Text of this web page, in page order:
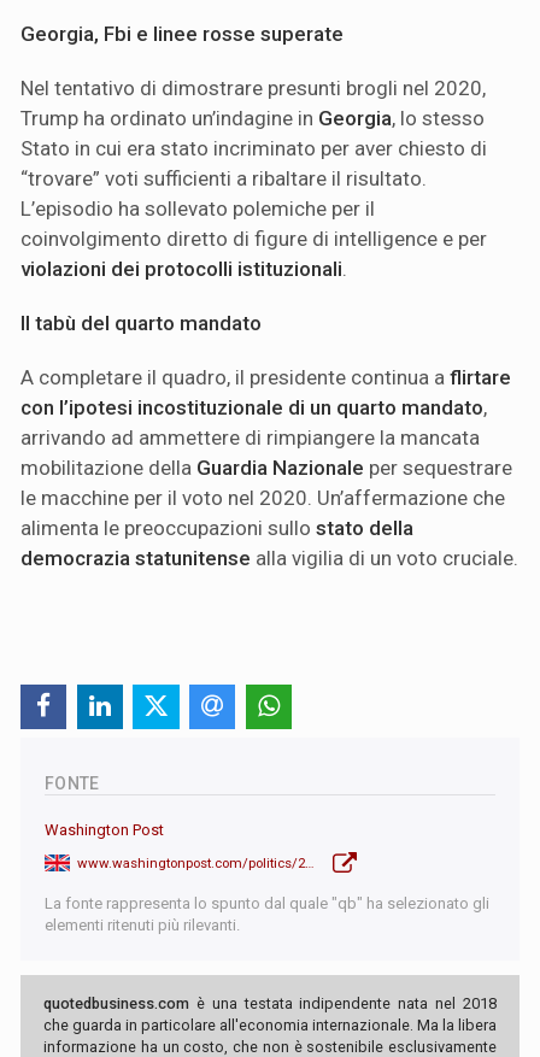
Georgia, Fbi e linee rosse superate
Nel tentativo di dimostrare presunti brogli nel 2020,
Trump ha ordinato un’indagine in Georgia, lo stesso
Stato in cui era stato incriminato per aver chiesto di
“trovare” voti sufficienti a ribaltare il risultato.
L’episodio ha sollevato polemiche per il
coinvolgimento diretto di figure di intelligence e per
violazioni dei protocolli istituzionali
Il tabù del quarto mandato
A completare il quadro, il presidente continua a flirtare
con l’ipotesi incostituzionale di un quarto mandato,
arrivando ad ammettere di rimpiangere la mancata
mobilitazione della Guardia Nazionale per sequestrare
le macchine per il voto nel 2020. Un’affermazione che
alimenta le preoccupazioni sullo stato della
democrazia statunitense alla vigilia di un voto cruciale.
FONTE
Washington Post
La fonte rappresenta lo spunto dal quale "qb" ha selezionato gli
elementi ritenuti più rilevanti.
quotedbusiness.com è una testata indipendente nata nel 2018
che guarda in particolare all'economia internazionale. Ma la libera
informazione ha un costo, che non è sostenibile esclusivamente